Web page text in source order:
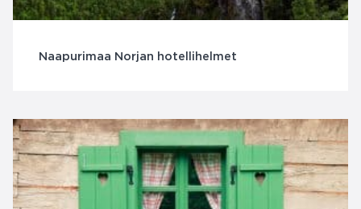
Naapurimaa Norjan hotellihelmet